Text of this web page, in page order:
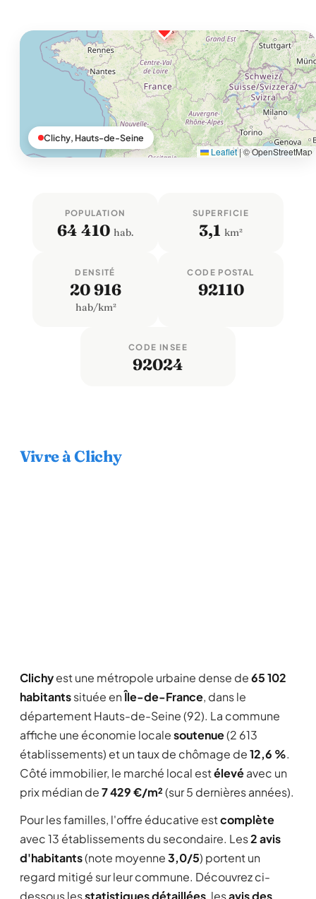
Leaflet |© OpenStreetMap
Clichy, Hauts-de-Seine
POPULATION
64 410 hab.
SUPERFICIE
3,1 km²
DENSITÉ
20 916
hab/km²
CODE POSTAL
92110
CODE INSEE
92024
Vivre à Clichy
Clichyest une métropole urbaine dense de65 102
habitantssituée enÎle-de-France, dans le
département Hauts-de-Seine (92). La commune
affiche une économie localesoutenue(2 613
établissements) et un taux de chômage de12,6 %.
Côté immobilier, le marché local estélevéavec un
prix médian de7 429 €/m²(sur 5 dernières années).
Pour les familles, l'offre éducative estcomplète
avec 13 établissements du secondaire. Les2 avis
d'habitants(note moyenne3,0/5) portent un
regard mitigé sur leur commune. Découvrez ci-
dessous lesstatistiques détaillées, lesavis des